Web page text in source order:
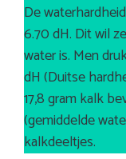
De
6.70 dH. Dit wil
water is. Men
dH (Duitse
17,8 gram kalk
(gemiddelde
kalkdeeltjes.